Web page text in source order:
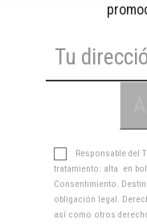
Responsable del
tratamiento: alta en
Consentimiento.
obligación legal.
así como otros